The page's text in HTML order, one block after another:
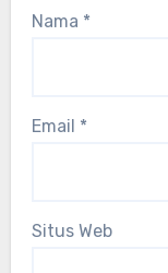
Nama *
Email *
Situs Web